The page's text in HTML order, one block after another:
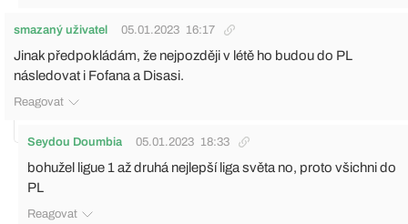
smazaný uživatel 05.01.2023 16:17
Jinak předpokládám, že nejpozději v létě ho budou do PL
následovat i Fofana a Disasi.
Reagovat
Seydou Doumbia 05.01.2023 18:33
bohužel ligue 1 až druhá nejlepší liga světa no, proto všichni do
PL
Reagovat